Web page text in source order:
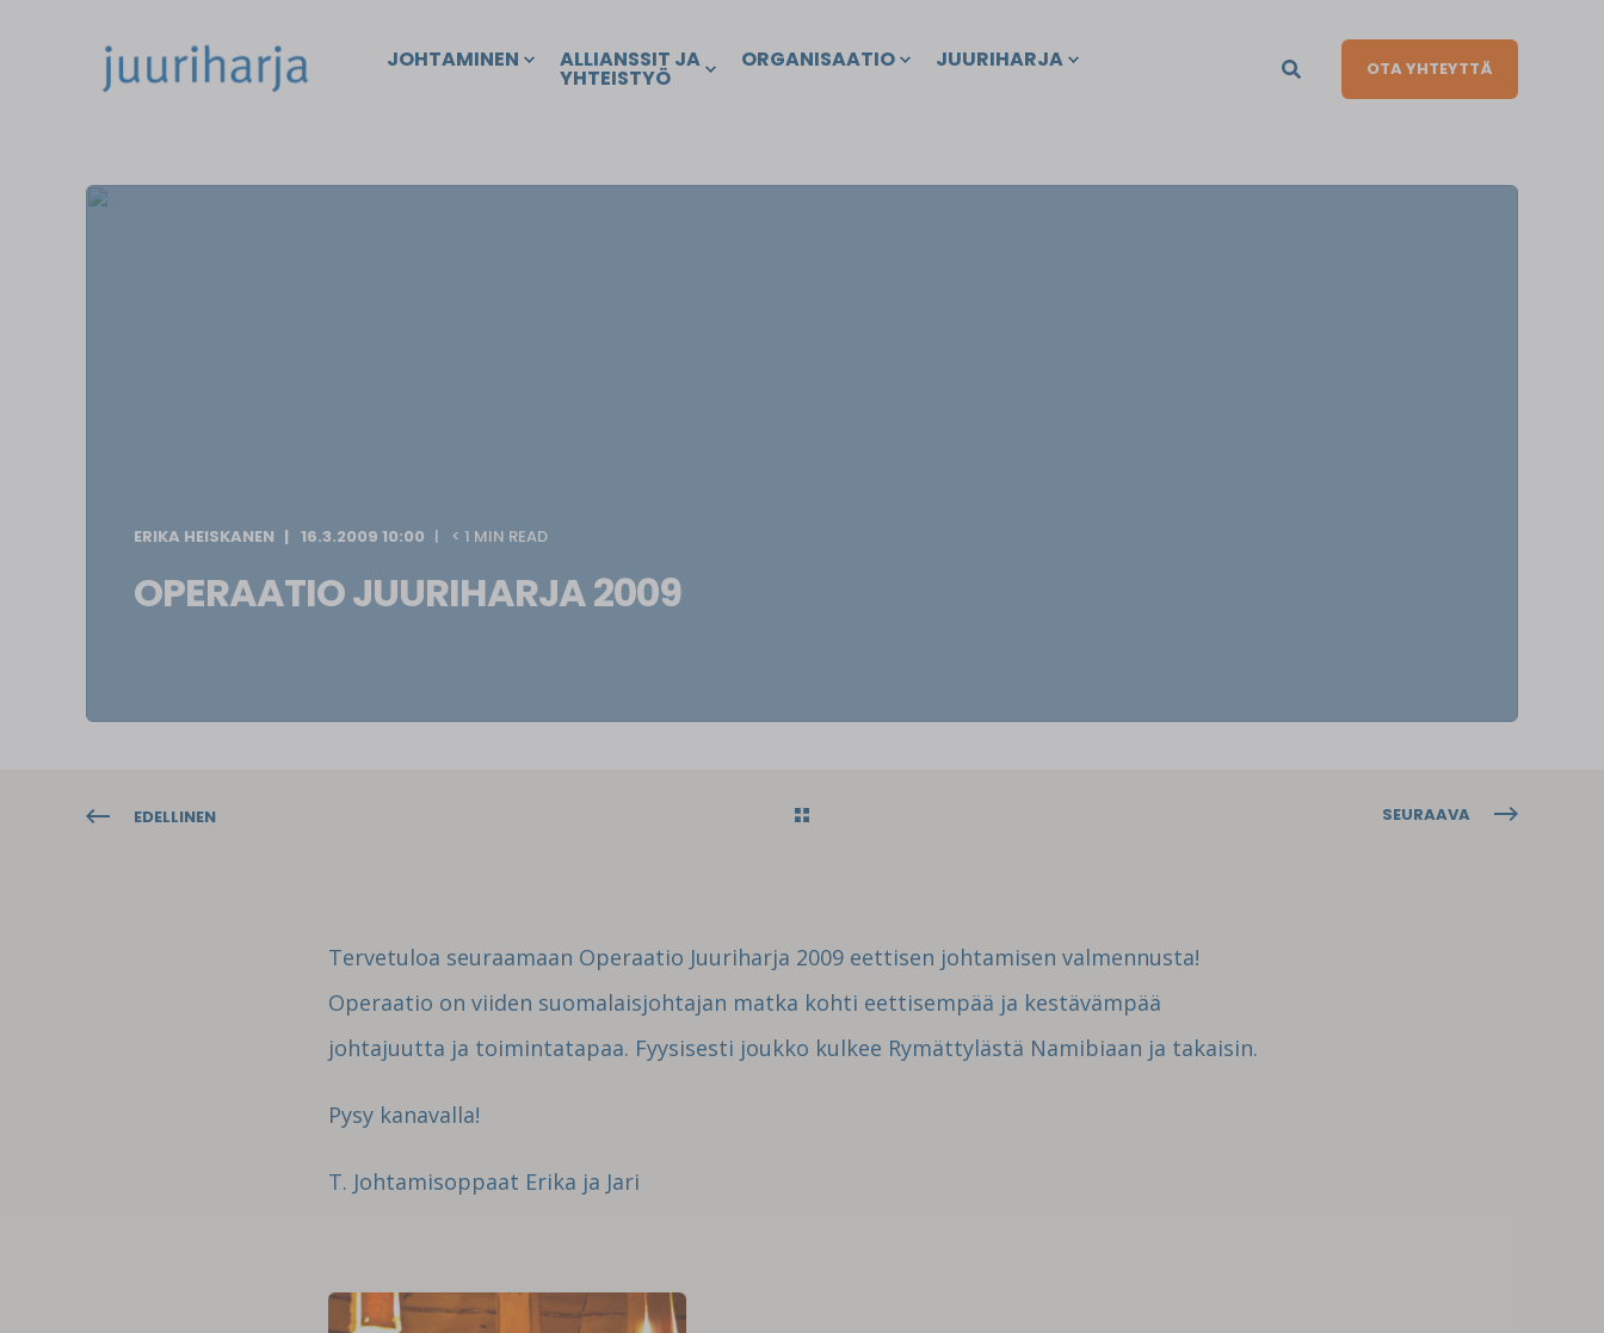
JOHTAMINEN ALLIANSSIT JA
YHTEISTYÖ
ORGANISAATIO JUURIHARJA OTA YHTEYTTÄ
ERIKA HEISKANEN 16.3.2009 10:00 < 1 MIN READ
OPERAATIO JUURIHARJA 2009
EDELLINEN SEURAAVA
Tervetuloa seuraamaan Operaatio Juuriharja 2009 eettisen johtamisen valmennusta!
Operaatio on viiden suomalaisjohtajan matka kohti eettisempää ja kestävämpää
johtajuutta ja toimintatapaa. Fyysisesti joukko kulkee Rymättylästä Namibiaan ja takaisin.
Pysy kanavalla!
T. Johtamisoppaat Erika ja Jari